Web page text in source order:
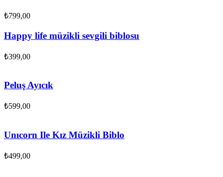
₺799,00
Happy life müzikli sevgili biblosu
₺399,00
Peluş Ayıcık
₺599,00
Unıcorn Ile Kız Müzikli Biblo
₺499,00